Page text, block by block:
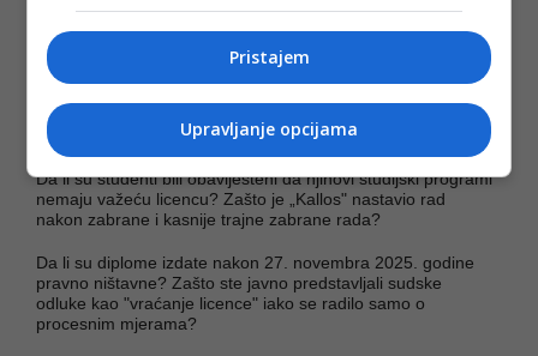
Ljekarska komora ne želi izdati licence studentima Kallosa,
kako to komentarišete?
nema licencu za doktorske studije koje je završio na tome
univerzitetu?
Da li su studenti bili obaviješteni da njihovi studijski programi
nemaju važeću licencu? Zašto je „Kallos" nastavio rad
nakon zabrane i kasnije trajne zabrane rada?
Da li su diplome izdate nakon 27. novembra 2025. godine
pravno ništavne? Zašto ste javno predstavljali sudske
odluke kao "vraćanje licence" iako se radilo samo o
procesnim mjerama?
Pristajem
Upravljanje opcijama